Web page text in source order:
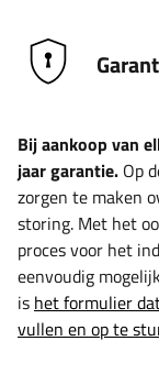
Bij aankoop van
jaar garantie. Op
zorgen te maken
storing. Met het
proces voor het
eenvoudig
is het formulier
vullen en op te